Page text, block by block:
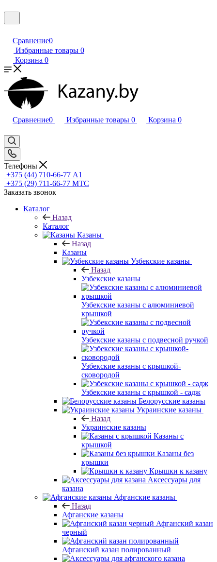
Сравнение0
Избранные товары 0
Корзина 0
Сравнение0 Избранные товары 0 Корзина 0
Телефоны
+375 (44) 710-66-77 А1
+375 (29) 711-66-77 МТС
Заказать звонок
Каталог
Назад
Каталог
Казаны
Назад
Казаны
Узбекские казаны
Назад
Узбекские казаны
Узбекские казаны с алюминиевой
крышкой
Узбекские казаны с подвесной ручкой
Узбекские казаны с крышкой-
сковородой
Узбекские казаны с крышкой - садж
Белорусские казаны
Украинские казаны
Назад
Украинские казаны
Казаны с
крышкой
Казаны без
крышки
Крышки к казану
Аксессуары для
казана
Афганские казаны
Назад
Афганские казаны
Афганский казан
черный
Афганский казан полированный